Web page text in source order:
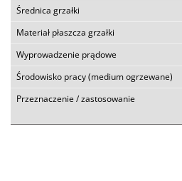
Średnica grzałki
Materiał płaszcza grzałki
Wyprowadzenie prądowe
Środowisko pracy (medium ogrzewane)
Przeznaczenie / zastosowanie